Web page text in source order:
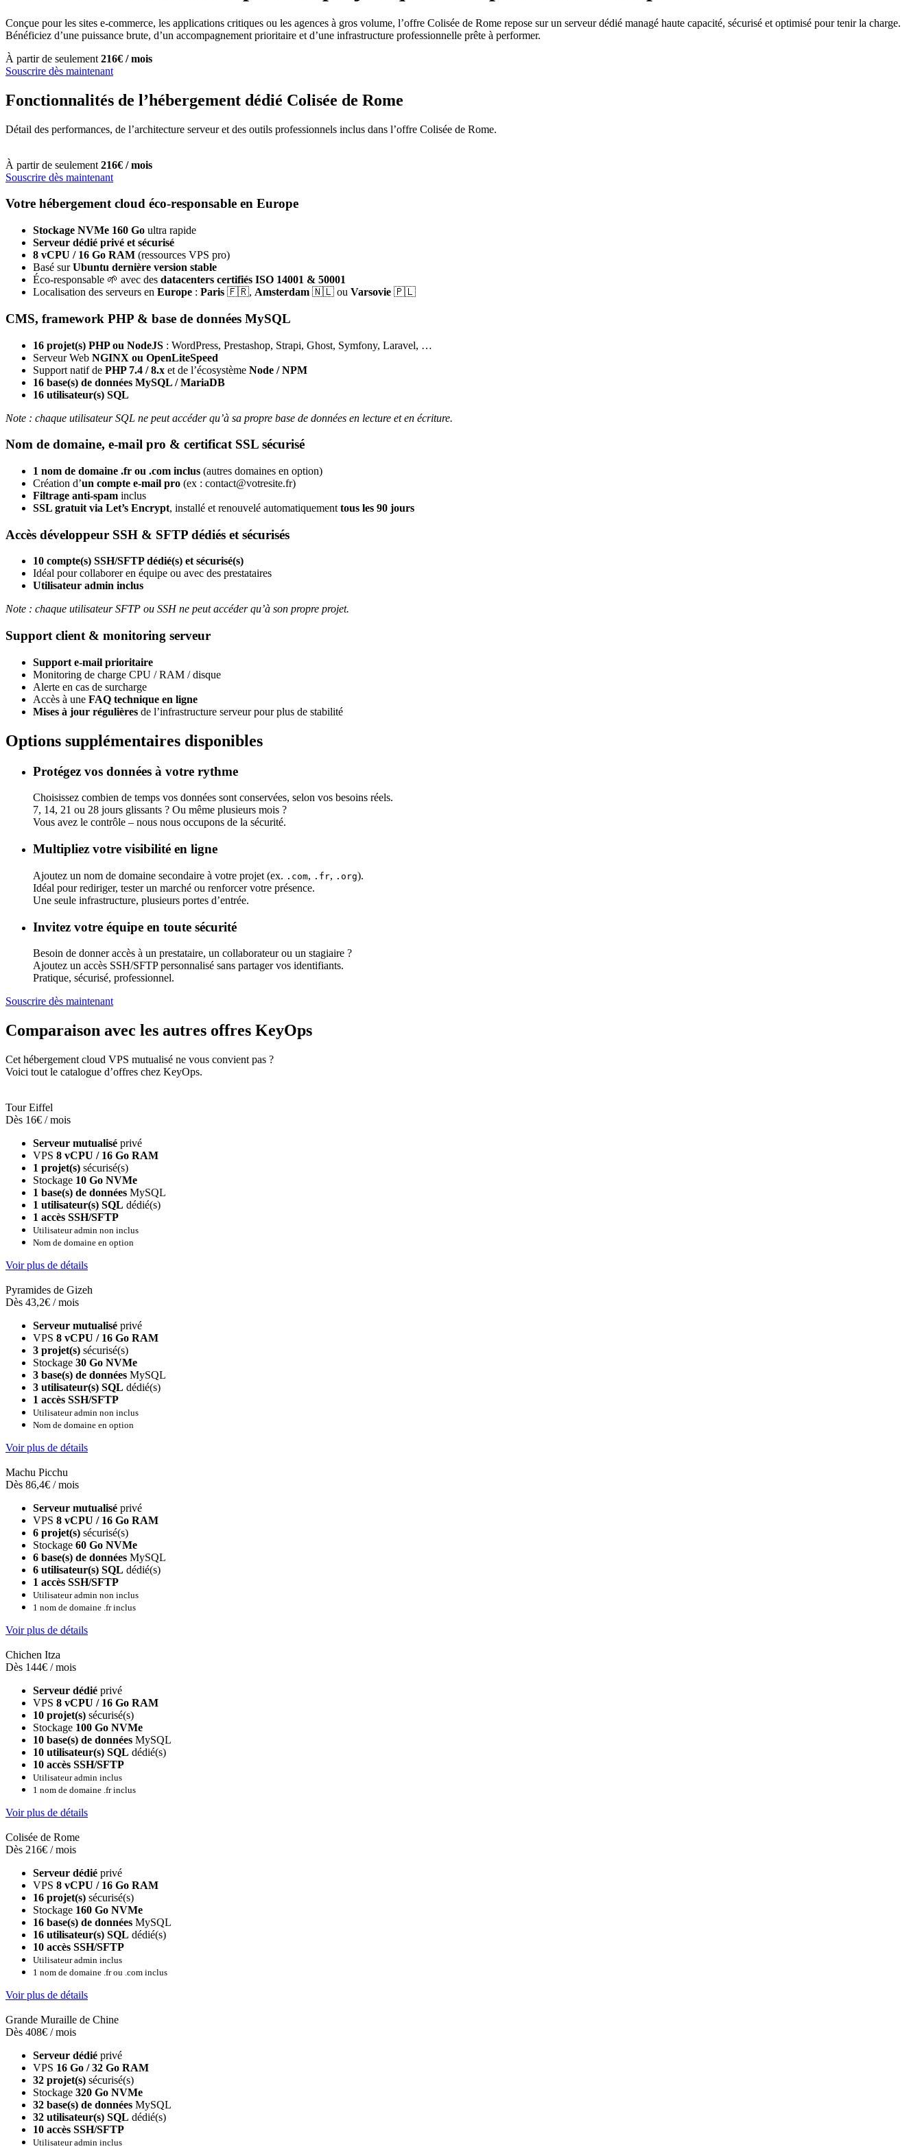
Conçue pour les sites e-commerce, les applications critiques ou les agences à gros volume, l’offre Colisée de Rome repose sur un serveur dédié managé haute capacité, sécurisé et optimisé pour tenir la charge.
Bénéficiez d’une puissance brute, d’un accompagnement prioritaire et d’une infrastructure professionnelle prête à performer.
À partir de seulement 216€ / mois
Souscrire dès maintenant
Fonctionnalités de l’hébergement dédié Colisée de Rome
Détail des performances, de l’architecture serveur et des outils professionnels inclus dans l’offre Colisée de Rome.
À partir de seulement 216€ / mois
Souscrire dès maintenant
Votre hébergement cloud éco-responsable en Europe
Stockage NVMe 160 Go ultra rapide
Serveur dédié privé et sécurisé
8 vCPU / 16 Go RAM (ressources VPS pro)
Basé surUbuntu dernière version stable
Éco-responsable 🌱 avec des datacenters certifiés ISO 14001 & 50001
Localisation des serveurs en Europe : Paris 🇫🇷, Amsterdam 🇳🇱 ou Varsovie 🇵🇱
CMS, framework PHP & base de données MySQL
16 projet(s) PHP ou NodeJS : WordPress, Prestashop, Strapi, Ghost, Symfony, Laravel, …
Serveur Web NGINX ou OpenLiteSpeed
Support natif de PHP 7.4 / 8.x et de l’écosystème Node / NPM
16 base(s) de données MySQL / MariaDB
16 utilisateur(s) SQL
Note : chaque utilisateur SQL ne peut accéder qu’à sa propre base de données en lecture et en écriture.
Nom de domaine, e-mail pro & certificat SSL sécurisé
1 nom de domaine .fr ou .com inclus (autres domaines en option)
Création d’un compte e-mail pro (ex : contact@votresite.fr)
Filtrage anti-spam inclus
SSL gratuit via Let’s Encrypt, installé et renouvelé automatiquement tous les 90 jours
Accès développeur SSH & SFTP dédiés et sécurisés
10 compte(s) SSH/SFTP dédié(s) et sécurisé(s)
Idéal pour collaborer en équipe ou avec des prestataires
Utilisateur admin inclus
Note : chaque utilisateur SFTP ou SSH ne peut accéder qu’à son propre projet.
Support client & monitoring serveur
Support e-mail prioritaire
Monitoring de charge CPU / RAM / disque
Alerte en cas de surcharge
Accès à une FAQ technique en ligne
Mises à jour régulières de l’infrastructure serveur pour plus de stabilité
Options supplémentaires disponibles
Protégez vos données à votre rythme
Choisissez combien de temps vos données sont conservées, selon vos besoins réels.
7, 14, 21 ou 28 jours glissants ? Ou même plusieurs mois ?
Vous avez le contrôle – nous nous occupons de la sécurité.
Multipliez votre visibilité en ligne
Ajoutez un nom de domaine secondaire à votre projet (ex. .com, .fr, .org).
Idéal pour rediriger, tester un marché ou renforcer votre présence.
Une seule infrastructure, plusieurs portes d’entrée.
Invitez votre équipe en toute sécurité
Besoin de donner accès à un prestataire, un collaborateur ou un stagiaire ?
Ajoutez un accès SSH/SFTP personnalisé sans partager vos identifiants.
Pratique, sécurisé, professionnel.
Souscrire dès maintenant
Comparaison avec les autres offres KeyOps
Cet hébergement cloud VPS mutualisé ne vous convient pas ?
Voici tout le catalogue d’offres chez KeyOps.
Tour Eiffel
Dès 16€ / mois
Serveur mutualisé privé
VPS 8 vCPU / 16 Go RAM
1 projet(s) sécurisé(s)
Stockage 10 Go NVMe
1 base(s) de données MySQL
1 utilisateur(s) SQL dédié(s)
1 accès SSH/SFTP
Utilisateur admin non inclus
Nom de domaine en option
Voir plus de détails
Pyramides de Gizeh
Dès 43,2€ / mois
Serveur mutualisé privé
VPS 8 vCPU / 16 Go RAM
3 projet(s) sécurisé(s)
Stockage 30 Go NVMe
3 base(s) de données MySQL
3 utilisateur(s) SQL dédié(s)
1 accès SSH/SFTP
Utilisateur admin non inclus
Nom de domaine en option
Voir plus de détails
Machu Picchu
Dès 86,4€ / mois
Serveur mutualisé privé
VPS 8 vCPU / 16 Go RAM
6 projet(s) sécurisé(s)
Stockage 60 Go NVMe
6 base(s) de données MySQL
6 utilisateur(s) SQL dédié(s)
1 accès SSH/SFTP
Utilisateur admin non inclus
1 nom de domaine .fr inclus
Voir plus de détails
Chichen Itza
Dès 144€ / mois
Serveur dédié privé
VPS 8 vCPU / 16 Go RAM
10 projet(s) sécurisé(s)
Stockage 100 Go NVMe
10 base(s) de données MySQL
10 utilisateur(s) SQL dédié(s)
10 accès SSH/SFTP
Utilisateur admin inclus
1 nom de domaine .fr inclus
Voir plus de détails
Colisée de Rome
Dès 216€ / mois
Serveur dédié privé
VPS 8 vCPU / 16 Go RAM
16 projet(s) sécurisé(s)
Stockage 160 Go NVMe
16 base(s) de données MySQL
16 utilisateur(s) SQL dédié(s)
10 accès SSH/SFTP
Utilisateur admin inclus
1 nom de domaine .fr ou .com inclus
Voir plus de détails
Grande Muraille de Chine
Dès 408€ / mois
Serveur dédié privé
VPS 16 Go / 32 Go RAM
32 projet(s) sécurisé(s)
Stockage 320 Go NVMe
32 base(s) de données MySQL
32 utilisateur(s) SQL dédié(s)
10 accès SSH/SFTP
Utilisateur admin inclus